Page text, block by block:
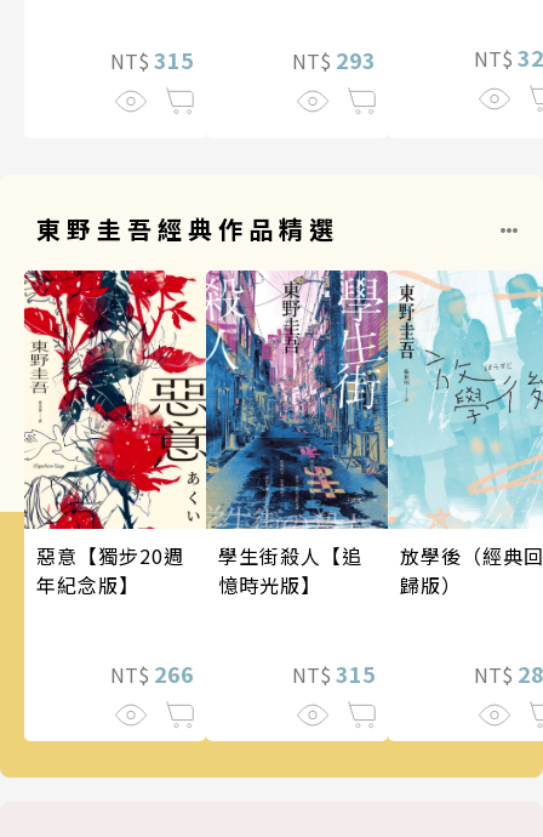
NT$ 315 NT$ 293 NT$
東野圭吾經典作品精選
惡意【獨步20週
年紀念版】
NT$ 266
學生街殺人【追
憶時光版】
NT$ 315
放學後（經典回
歸版）
NT$